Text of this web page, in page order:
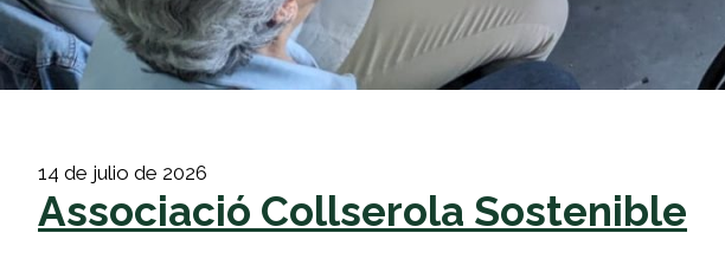
14 de julio de 2026
Associació Collserola Sostenible